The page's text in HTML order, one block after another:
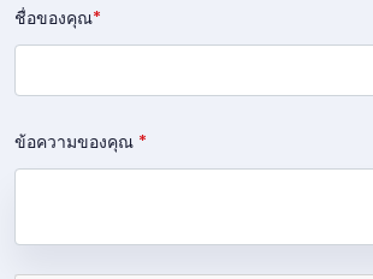
ชื่อของคุณ*
ข้อความของคุณ *